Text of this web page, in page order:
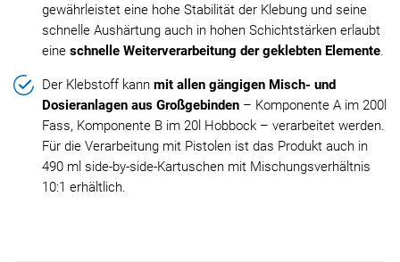
gewährleistet eine hohe Stabilität der Klebung und seine
schnelle Aushärtung auch in hohen Schichtstärken erlaubt
eine schnelle Weiterverarbeitung der geklebten Elemente.
Der Klebstoff kann mit allen gängigen Misch- und
Dosieranlagen aus Großgebinden – Komponente A im 200l
Fass, Komponente B im 20l Hobbock – verarbeitet werden.
Für die Verarbeitung mit Pistolen ist das Produkt auch in
490 ml side-by-side-Kartuschen mit Mischungsverhältnis
10:1 erhältlich.